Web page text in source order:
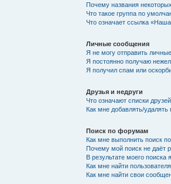
Почему названия
Что такое группа по
Что означает ссылка
Личные сообщения
Я не могу отправить
Я постоянно получаю
Я получил спам или
Друзья и недруги
Что означают списки
Как мне добавлять/удалять
Поиск по форумам
Как мне выполнить поиск
Почему мой поиск не даёт
В результате моего поиска
Как мне найти
Как мне найти свои